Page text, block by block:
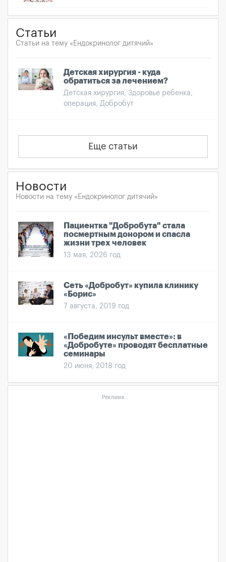
Статьи
Статьи на тему «Ендокринолог дитячий»
Детская хирургия - куда
обратиться за лечением?
Детская хирургия, Здоровье ребенка,
операция, Добробут
Еще статьи
Новости
Новости на тему «Ендокринолог дитячий»
Пациентка "Добробута" стала
посмертным донором и спасла
жизни трех человек
13 мая, 2026 год
Сеть «Добробут» купила клинику
«Борис»
7 августа, 2019 год
«Победим инсульт вместе»: в
«Добробуте» проводят бесплатные
семинары
20 июня, 2018 год
Реклама